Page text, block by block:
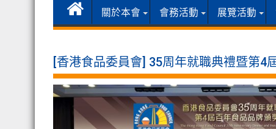
關於本會 會務活動 展覽活動
[香港食品委員會] 35周年就職典禮暨第4